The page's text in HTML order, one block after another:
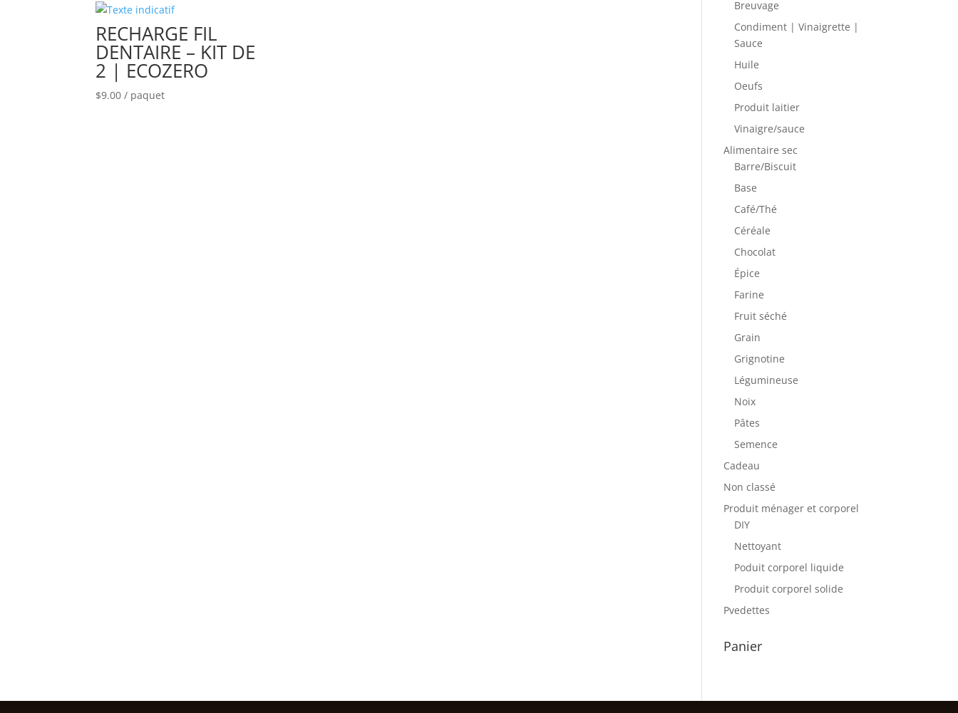
RECHARGE FIL
DENTAIRE – KIT DE
2 | ECOZERO
$9.00 / paquet
Breuvage
Condiment | Vinaigrette |
Sauce
Huile
Oeufs
Produit laitier
Vinaigre/sauce
Alimentaire sec
Barre/Biscuit
Base
Café/Thé
Céréale
Chocolat
Épice
Farine
Fruit séché
Grain
Grignotine
Légumineuse
Noix
Pâtes
Semence
Cadeau
Non classé
Produit ménager et corporel
DIY
Nettoyant
Poduit corporel liquide
Produit corporel solide
Pvedettes
Panier